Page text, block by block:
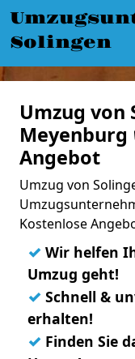
Solingen
Umzug von
Meyenburg
Angebot
Umzug von
Kostenlose
✓ Wir helfen
Umzug geht!
✓ Schnell &
erhalten!
✓ Finden Sie